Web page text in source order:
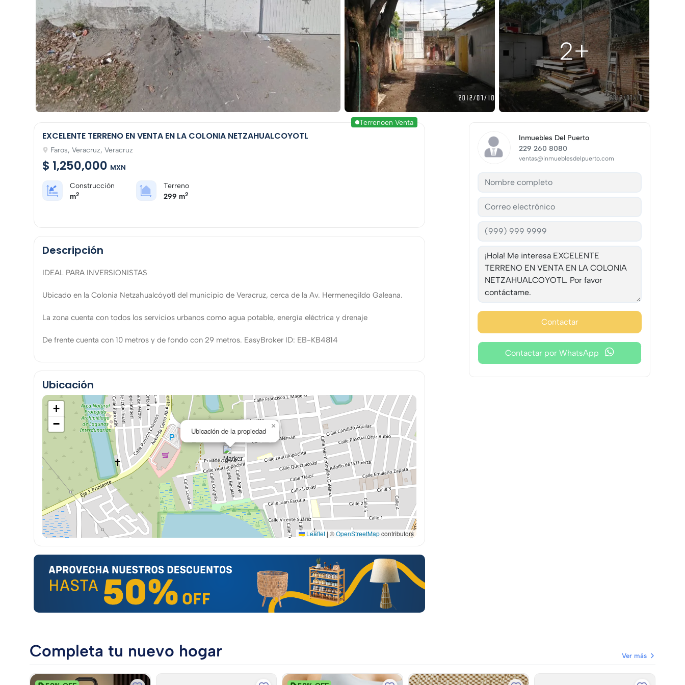
2+
Terrenoen Venta
EXCELENTE TERRENO EN VENTA EN LA COLONIA NETZAHUALCOYOTL
Faros, Veracruz, Veracruz
$ 1,250,000 MXN
Construcción
m2
Terreno
299 m2
Descripción
IDEAL PARA INVERSIONISTAS
Ubicado en la Colonia Netzahualcóyotl del municipio de Veracruz, cerca de la Av. Hermenegildo Galeana.
La zona cuenta con todos los servicios urbanos como agua potable, energía eléctrica y drenaje
De frente cuenta con 10 metros y de fondo con 29 metros. EasyBroker ID: EB-KB4814
Ubicación
Ubicación de la propiedad
×
+
−
Leaflet | ©OpenStreetMapcontributors
Inmuebles Del Puerto
229 260 8080
ventas@inmueblesdelpuerto.com
Contactar
Contactar por WhatsApp
Completa tu nuevo hogar Ver más